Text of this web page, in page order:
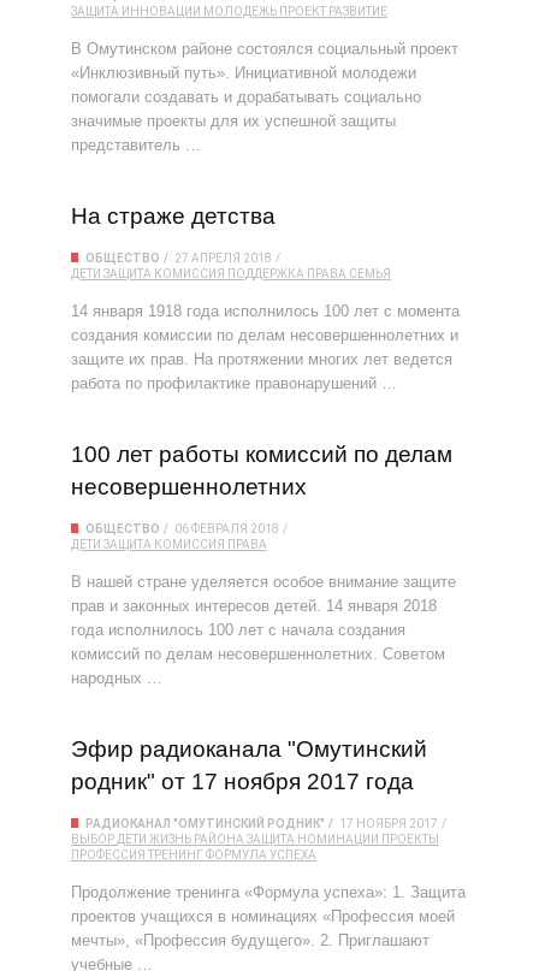
ЗАЩИТА ИННОВАЦИИ МОЛОДЕЖЬ ПРОЕКТ РАЗВИТИЕ
В Омутинском районе состоялся социальный проект
«Инклюзивный путь». Инициативной молодежи
помогали создавать и дорабатывать социально
значимые проекты для их успешной защиты
представитель …
На страже детства
ОБЩЕСТВО
27 АПРЕЛЯ 2018
ДЕТИ ЗАЩИТА КОМИССИЯ ПОДДЕРЖКА ПРАВА СЕМЬЯ
14 января 1918 года исполнилось 100 лет с момента
создания комиссии по делам несовершеннолетних и
защите их прав. На протяжении многих лет ведется
работа по профилактике правонарушений …
100 лет работы комиссий по делам
несовершеннолетних
ОБЩЕСТВО
06 ФЕВРАЛЯ 2018
ДЕТИ ЗАЩИТА КОМИССИЯ ПРАВА
В нашей стране уделяется особое внимание защите
прав и законных интересов детей. 14 января 2018
года исполнилось 100 лет с начала создания
комиссий по делам несовершеннолетних. Советом
народных …
Эфир радиоканала "Омутинский
родник" от 17 ноября 2017 года
РАДИОКАНАЛ "ОМУТИНСКИЙ РОДНИК"
17 НОЯБРЯ 2017
ВЫБОР ДЕТИ ЖИЗНЬ РАЙОНА ЗАЩИТА НОМИНАЦИИ ПРОЕКТЫ
ПРОФЕССИЯ ТРЕНИНГ ФОРМУЛА УСПЕХА
Продолжение тренинга «Формула успеха»: 1. Защита
проектов учащихся в номинациях «Профессия моей
мечты», «Профессия будущего». 2. Приглашают
учебные …